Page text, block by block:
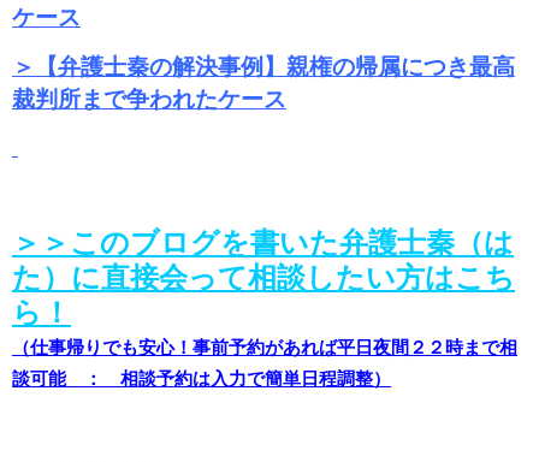
ケース
＞【弁護士秦の解決事例】親権の帰属につき最高
裁判所まで争われたケース
＞＞このブログを書いた弁護士秦（は
た）に直接会って相談したい方はこち
ら！
（仕事帰りでも安心！事前予約があれば平日夜間２２時まで相
談可能 ： 相談予約は入力で簡単日程調整）